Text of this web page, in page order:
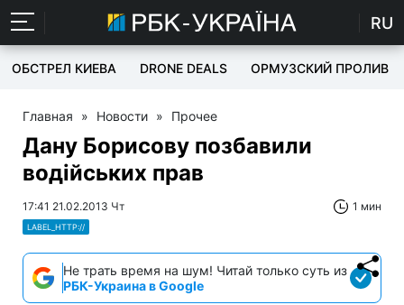
RU
ОБСТРЕЛ КИЕВА DRONE DEALS ОРМУЗСКИЙ ПРОЛИВ
Главная » Новости » Прочее
Дану Борисову позбавили
водійських прав
17:41 21.02.2013 Чт 1 мин
LABEL_HTTP://
Не трать время на шум! Читай только суть из
РБК-Украина в Google